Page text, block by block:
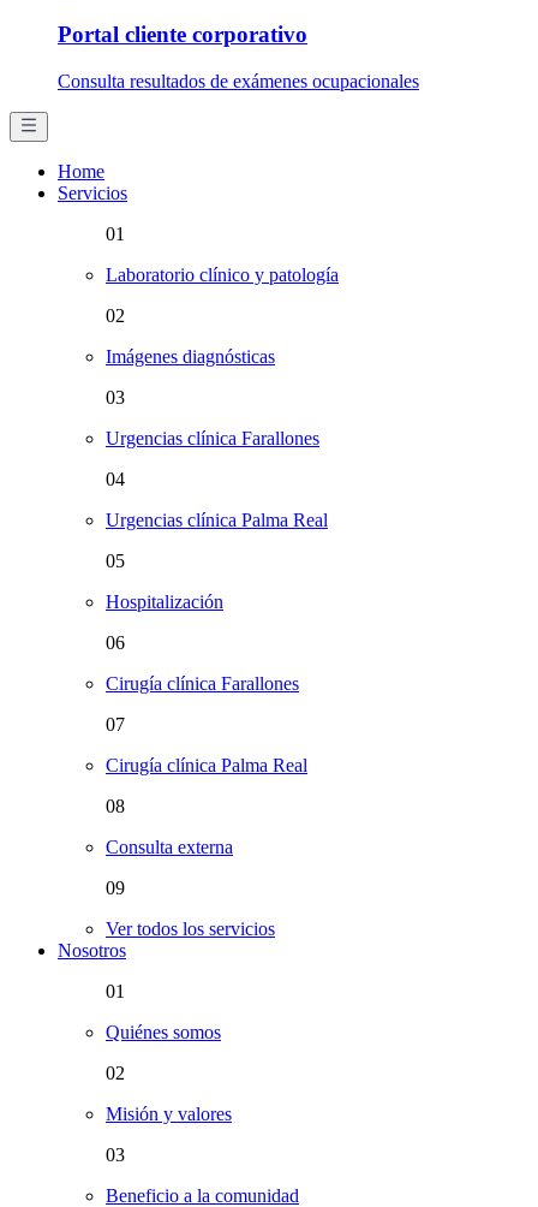
Portal cliente corporativo
Consulta resultados de exámenes ocupacionales
Home
Servicios
01
Laboratorio clínico y patología
02
Imágenes diagnósticas
03
Urgencias clínica Farallones
04
Urgencias clínica Palma Real
05
Hospitalización
06
Cirugía clínica Farallones
07
Cirugía clínica Palma Real
08
Consulta externa
09
Ver todos los servicios
Nosotros
01
Quiénes somos
02
Misión y valores
03
Beneficio a la comunidad